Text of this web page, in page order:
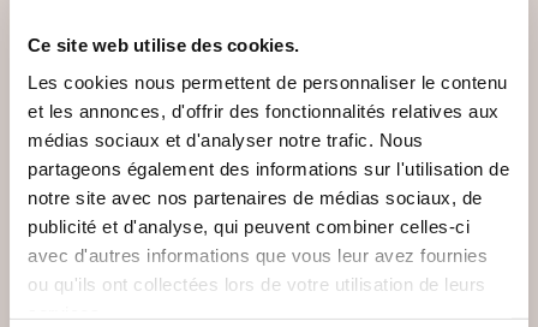
Ce site web utilise des cookies.
Les cookies nous permettent de personnaliser le contenu
et les annonces, d'offrir des fonctionnalités relatives aux
médias sociaux et d'analyser notre trafic. Nous
partageons également des informations sur l'utilisation de
notre site avec nos partenaires de médias sociaux, de
publicité et d'analyse, qui peuvent combiner celles-ci
avec d'autres informations que vous leur avez fournies
ou qu'ils ont collectées lors de votre utilisation de leurs